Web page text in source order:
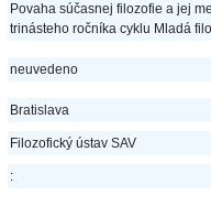
Povaha súčasnej filozofie a jej
trinásteho ročníka cyklu Mladá
neuvedeno
Bratislava
Filozofický ústav SAV
: